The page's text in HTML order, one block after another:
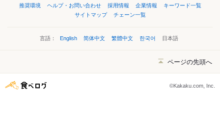
推奨環境
ヘルプ・お問い合わせ 採用情報 企業情報
キーワード一覧
サイトマップ
チェーン一覧
言語： English 简体中文 繁體中文 한국어 日本語
ページの先頭へ
©Kakaku.com, Inc.